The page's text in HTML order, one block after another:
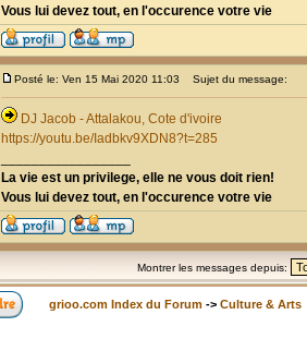
Vous lui devez tout, en l'occurence votre vie
Posté le: Ven 15 Mai 2020 11:03 Sujet du message:
DJ Jacob - Attalakou, Cote d'ivoire
https://youtu.be/Iadbkv9XDN8?t=285
La vie est un privilege, elle ne vous doit rien!
Vous lui devez tout, en l'occurence votre vie
Montrer les messages depuis:
grioo.com Index du Forum -> Culture & Arts